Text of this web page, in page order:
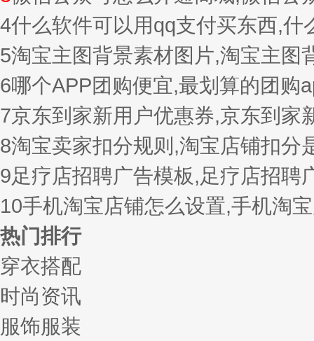
4什么软件可以用qq支付买东西,什
5淘宝主图背景素材图片,淘宝主图
6哪个APP团购便宜,最划算的团购
7京东到家新用户优惠券,京东到家
8淘宝卖家扣分规则,淘宝店铺扣分
9足疗店招聘广告模板,足疗店招聘
10手机淘宝店铺怎么设置,手机淘
热门排行
穿衣搭配
时尚资讯
服饰服装